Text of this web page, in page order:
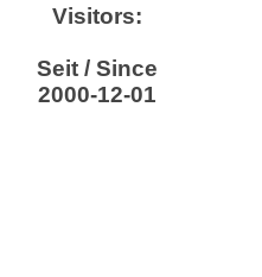
Visitors:
Seit / Since
2000-12-01